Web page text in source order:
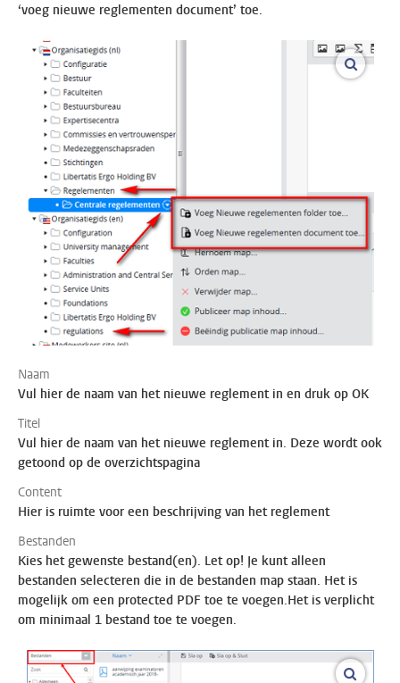
‘voeg nieuwe reglementen document’ toe.
Naam
Vul hier de naam van het nieuwe reglement in en druk op OK
Titel
Vul hier de naam van het nieuwe reglement in. Deze wordt ook
getoond op de overzichtspagina
Content
Hier is ruimte voor een beschrijving van het reglement
Bestanden
Kies het gewenste bestand(en). Let op! Je kunt alleen
bestanden selecteren die in de bestanden map staan. Het is
mogelijk om een protected PDF toe te voegen.Het is verplicht
om minimaal 1 bestand toe te voegen.